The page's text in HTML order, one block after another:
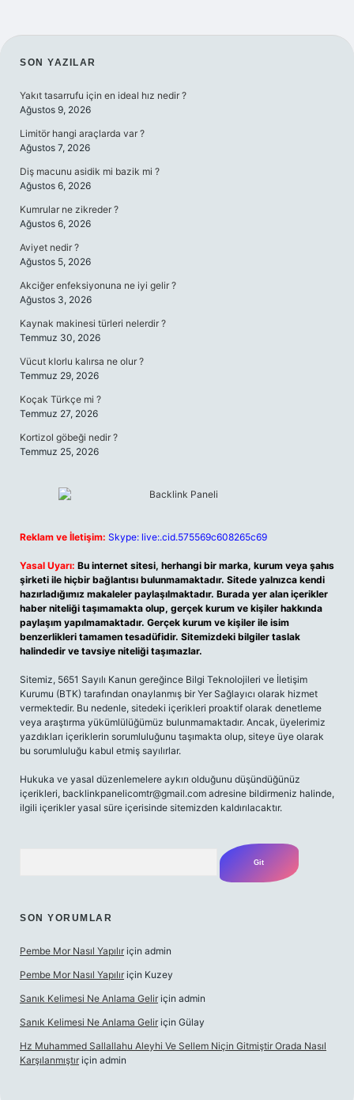
SIDEBAR
SON YAZILAR
Yakıt tasarrufu için en ideal hız nedir ?
Ağustos 9, 2026
Limitör hangi araçlarda var ?
Ağustos 7, 2026
Diş macunu asidik mi bazik mi ?
Ağustos 6, 2026
Kumrular ne zikreder ?
Ağustos 6, 2026
Aviyet nedir ?
Ağustos 5, 2026
Akciğer enfeksiyonuna ne iyi gelir ?
Ağustos 3, 2026
Kaynak makinesi türleri nelerdir ?
Temmuz 30, 2026
Vücut klorlu kalırsa ne olur ?
Temmuz 29, 2026
Koçak Türkçe mi ?
Temmuz 27, 2026
Kortizol göbeği nedir ?
Temmuz 25, 2026
Reklam ve İletişim: Skype: live:.cid.575569c608265c69
Yasal Uyarı: Bu internet sitesi, herhangi bir marka, kurum veya şahıs
şirketi ile hiçbir bağlantısı bulunmamaktadır. Sitede yalnızca kendi
hazırladığımız makaleler paylaşılmaktadır. Burada yer alan içerikler
haber niteliği taşımamakta olup, gerçek kurum ve kişiler hakkında
paylaşım yapılmamaktadır. Gerçek kurum ve kişiler ile isim
benzerlikleri tamamen tesadüfidir. Sitemizdeki bilgiler taslak
halindedir ve tavsiye niteliği taşımazlar.
Sitemiz, 5651 Sayılı Kanun gereğince Bilgi Teknolojileri ve İletişim
Kurumu (BTK) tarafından onaylanmış bir Yer Sağlayıcı olarak hizmet
vermektedir. Bu nedenle, sitedeki içerikleri proaktif olarak denetleme
veya araştırma yükümlülüğümüz bulunmamaktadır. Ancak, üyelerimiz
yazdıkları içeriklerin sorumluluğunu taşımakta olup, siteye üye olarak
bu sorumluluğu kabul etmiş sayılırlar.
Hukuka ve yasal düzenlemelere aykırı olduğunu düşündüğünüz
içerikleri, backlinkpanelicomtr@gmail.com adresine bildirmeniz halinde,
ilgili içerikler yasal süre içerisinde sitemizden kaldırılacaktır.
SON YORUMLAR
Pembe Mor Nasıl Yapılır için admin
Pembe Mor Nasıl Yapılır için Kuzey
Sanık Kelimesi Ne Anlama Gelir için admin
Sanık Kelimesi Ne Anlama Gelir için Gülay
Hz Muhammed Sallallahu Aleyhi Ve Sellem Niçin Gitmiştir Orada Nasıl
Karşılanmıştır için admin